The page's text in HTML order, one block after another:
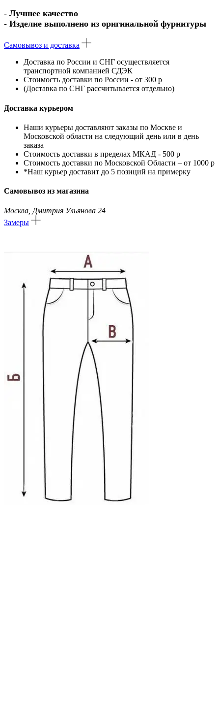
- Лучшее качество
- Изделие выполнено из оригинальной фурнитуры
Самовывоз и доставка
Доставка по России и СНГ осуществляется
транспортной компанией СДЭК
Стоимость доставки по России - от 300 р
(Доставка по СНГ рассчитывается отдельно)
Доставка курьером
Наши курьеры доставляют заказы по Москве и
Московской области на следующий день или в день
заказа
Стоимость доставки в пределах МКАД - 500 р
Стоимость доставки по Московской Области – от 1000 р
*Наш курьер доставит до 5 позиций на примерку
Самовывоз из магазина
Москва, Дмитрия Ульянова 24
Замеры